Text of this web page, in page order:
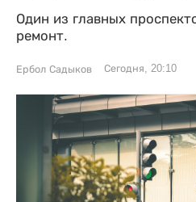
Один из главных
ремонт.
Ербол Садыков Сегодня, 20:10